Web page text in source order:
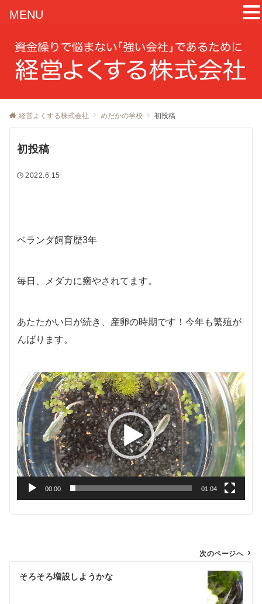
経営よくする株式会社 めだかの学校 初投稿
初投稿
2022.6.15
ベランダ飼育歴3年
毎日、メダカに癒やされてます。
あたたかい日が続き、産卵の時期です！今年も繁殖が
んばります。
動
画
プ
レ
ー
ヤ
ー
00:00 01:04
稿
次のページへ
そろそろ増設しようかな
MENU